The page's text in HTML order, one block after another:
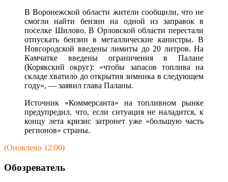
В Воронежской области жители сообщили, что не
смогли найти бензин на одной из заправок в
поселке Шилово. В Орловской области перестали
отпускать бензин в металлические канистры. В
Новгородской введены лимиты до 20 литров. На
Камчатке введены ограничения в Палане
(Корякский округ): «чтобы запасов топлива на
складе хватило до открытия зимника в следующем
году», — заявил глава Паланы.
Источник «Коммерсанта» на топливном рынке
предупредил, что, если ситуация не наладится, к
концу лета кризис затронет уже «большую часть
регионов» страны.
(Оновлено 12:00)
Обозреватель